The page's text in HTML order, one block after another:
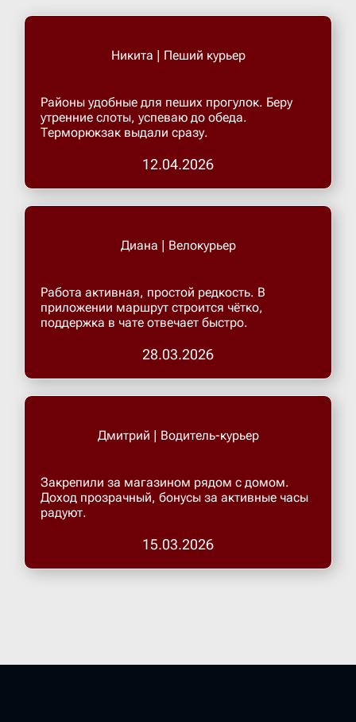
Никита | Пеший курьер
Районы удобные для пеших прогулок. Беру
утренние слоты, успеваю до обеда.
Терморюкзак выдали сразу.
12.04.2026
Диана | Велокурьер
Работа активная, простой редкость. В
приложении маршрут строится чётко,
поддержка в чате отвечает быстро.
28.03.2026
Дмитрий | Водитель-курьер
Закрепили за магазином рядом с домом.
Доход прозрачный, бонусы за активные часы
радуют.
15.03.2026